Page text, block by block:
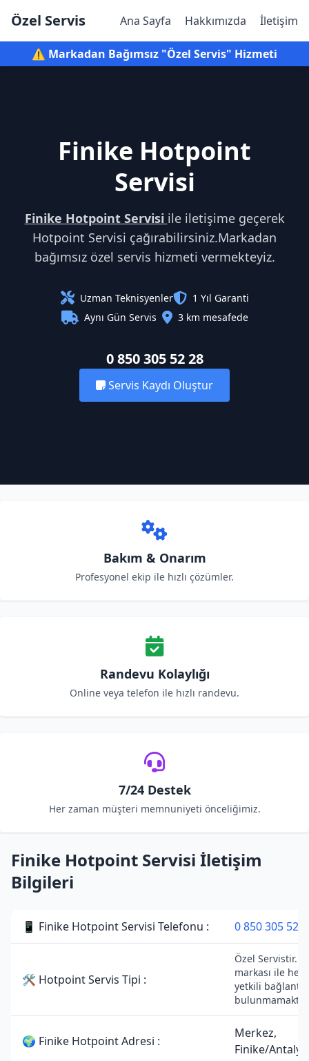
Özel Servis Ana Sayfa Hakkımızda İletişim
⚠️ Markadan Bağımsız "Özel Servis" Hizmeti
Finike Hotpoint
Servisi
Finike Hotpoint Servisi ile iletişime geçerek
Hotpoint Servisi çağırabilirsiniz.Markadan
bağımsız özel servis hizmeti vermekteyiz.
Uzman Teknisyenler
1 Yıl Garanti
Aynı Gün Servis
3 km mesafede
0 850 305 52 28
Servis Kaydı Oluştur
Bakım & Onarım
Profesyonel ekip ile hızlı çözümler.
Randevu Kolaylığı
Online veya telefon ile hızlı randevu.
7/24 Destek
Her zaman müşteri memnuniyeti önceliğimiz.
Finike Hotpoint Servisi İletişim
Bilgileri
📱 Finike Hotpoint Servisi Telefonu : 0 850 305 52
🛠 Hotpoint Servis Tipi :
Özel Servistir.
markası ile
yetkili
🌍 Finike Hotpoint Adresi :
Merkez,
Finike/Antalya